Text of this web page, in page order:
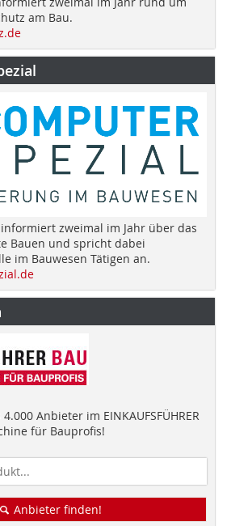
am Bau.
informiert zweimal im Jahr über das
Bauen und spricht dabei
im Bauwesen Tätigen an.
Anbieter im EINKAUFSFÜHRER
für Bauprofis!
Anbieter finden!